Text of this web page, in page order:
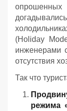
(Holiday
инженерами
отсутствия
Так что
режима